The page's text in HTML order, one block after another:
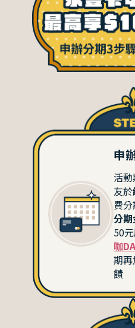
申
活
友於
費分
分
50
咖
期
饋